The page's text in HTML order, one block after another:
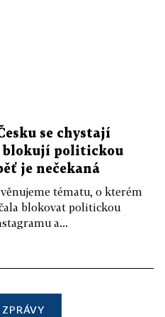
se chystají
blokují politickou
je nečekaná
tématu, o kterém
blokovat politickou
a...